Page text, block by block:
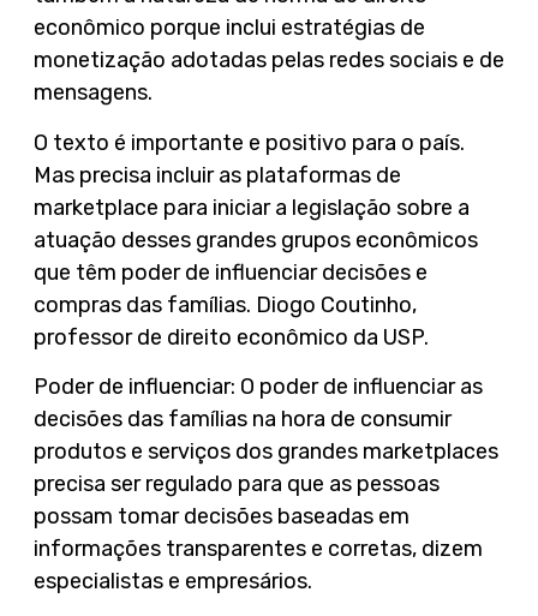
econômico porque inclui estratégias de
monetização adotadas pelas redes sociais e de
mensagens.
O texto é importante e positivo para o país.
Mas precisa incluir as plataformas de
marketplace para iniciar a legislação sobre a
atuação desses grandes grupos econômicos
que têm poder de influenciar decisões e
compras das famílias. Diogo Coutinho,
professor de direito econômico da USP.
Poder de influenciar: O poder de influenciar as
decisões das famílias na hora de consumir
produtos e serviços dos grandes marketplaces
precisa ser regulado para que as pessoas
possam tomar decisões baseadas em
informações transparentes e corretas, dizem
especialistas e empresários.